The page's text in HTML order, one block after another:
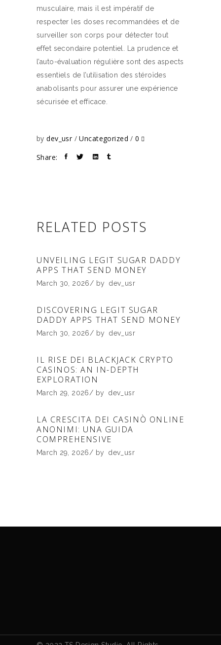
musculaire, mais il est impératif de
respecter les doses recommandées et de
surveiller son corps pour détecter tout
effet secondaire potentiel. La prudence et
l’auto-évaluation régulière sont des aspects
essentiels de l’utilisation des stéroïdes
anabolisants pour assurer une expérience
sécurisée et efficace.
bydev_usr Uncategorized
0
Share:
RELATED POSTS
UNVEILING LEGIT SUGAR DADDY
APPS THAT SEND MONEY
March 30, 2026 by dev_usr
DISCOVERING LEGIT SUGAR
DADDY APPS THAT SEND MONEY
March 30, 2026 by dev_usr
IL RISE DEI BLACKJACK CRYPTO
CASINOS: AN IN-DEPTH
EXPLORATION
March 29, 2026 by dev_usr
LA CRESCITA DEI CASINÒ ONLINE
ANONIMI: UNA GUIDA
COMPREHENSIVE
March 29, 2026 by dev_usr